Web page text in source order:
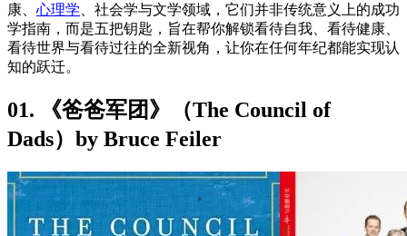
康、 心理学 、社会学与文学领域，它们并非传统意义上的成功
学指南，而是五把钥匙，旨在帮你解锁看待自我、看待健康、
看待世界与看待过往的全新视角，让你在任何年纪都能实现认
知的跃迁。
01. 《爸爸军团》（The Council of
Dads）by Bruce Feiler